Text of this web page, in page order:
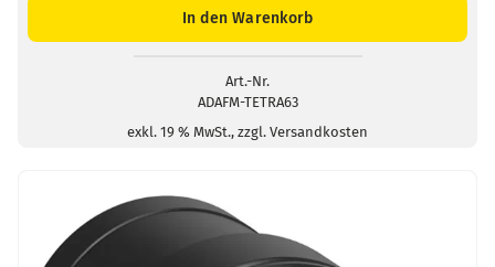
63A
In den Warenkorb
Art.-Nr.
ADAFM-TETRA63
exkl. 19 % MwSt., zzgl. Versandkosten